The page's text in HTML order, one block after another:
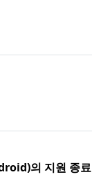
의 지원 종료